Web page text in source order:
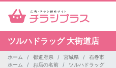
ツルハドラッグ 大街道店
ホーム 都道府県 宮城県
石巻市
ホーム
お店の名前 ツルハドラッグ